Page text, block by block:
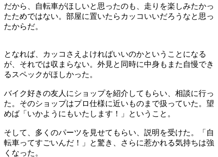
だから、自転車がほしいと思ったのも、走りを楽しみたかっ
たためではない。部屋に置いたらカッコいいだろうなと思っ
たからだ。
となれば、カッコさえよければいいのかということになる
が、それでは収まらない。外見と同時に中身もまた自慢でき
るスペックがほしかった。
バイク好きの友人にショップを紹介してもらい、相談に行っ
た。そのショップはプロ仕様に近いものまで扱っていた。望
めば「いかようにもいたします！」ということ。
そして、多くのパーツを見せてもらい、説明を受けた。「自
転車ってすごいんだ！」と驚き、さらに惹かれる気持ちは強
くなった。